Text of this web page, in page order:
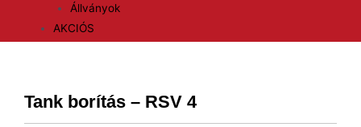
Állványok
AKCIÓS
Tank borítás – RSV 4